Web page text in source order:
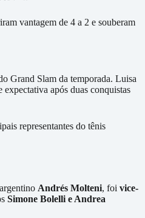
vantagem de 4 a 2 e souberam
Grand Slam da temporada. Luisa
após duas conquistas
representantes do tênis
Andrés Molteni, foi vice-
Simone Bolelli e Andrea